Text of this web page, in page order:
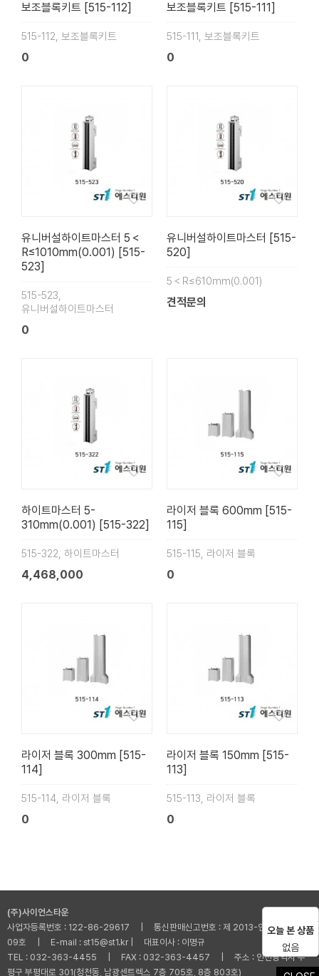
보조블록키트 [515-112]
515-112, 보조블록키트
0
보조블록키트 [515-111]
515-111, 보조블록키트
0
유니버설하이트마스터 5＜
R≤1010mm(0.001) [515-
523]
515-523,
유니버설하이트마스터
0
유니버설하이트마스터 [515-
520]
5＜R≤610mm(0.001)
견적문의
하이트마스터 5-
310mm(0.001) [515-322]
515-322, 하이트마스터
4,468,000
라이저 블록 600mm [515-
115]
515-115, 라이저 블록
0
라이저 블록 300mm [515-
114]
515-114, 라이저 블록
0
라이저 블록 150mm [515-
113]
515-113, 라이저 블록
0
(주)사이언스타운
사업자등록번호 : 122-86-29617 | 통신판매신고번호 : 제 2013-인천부평-001
09호 | E-mail : st15@st1.kr | 대표이사 : 이명규
TEL : 032-363-4455 | FAX : 032-363-4457 | 주소 : 인천광역시 부
평구 부평대로 301(청천동, 남광센트렉스 7층 705호, 8층 803호)
오늘 본 상품
없음